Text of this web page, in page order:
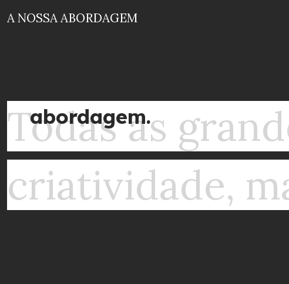
abordagem.
A NOSSA ABORDAGEM
Todas as
criatividade,